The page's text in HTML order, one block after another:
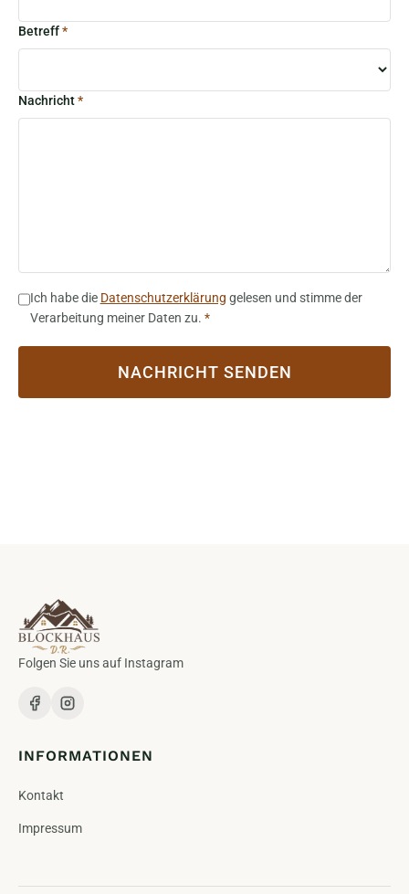
Betreff*
Nachricht*
Ich habe die Datenschutzerklärung gelesen und stimme der
Verarbeitung meiner Daten zu. *
NACHRICHT SENDEN
Folgen Sie uns auf Instagram
INFORMATIONEN
Kontakt
Impressum